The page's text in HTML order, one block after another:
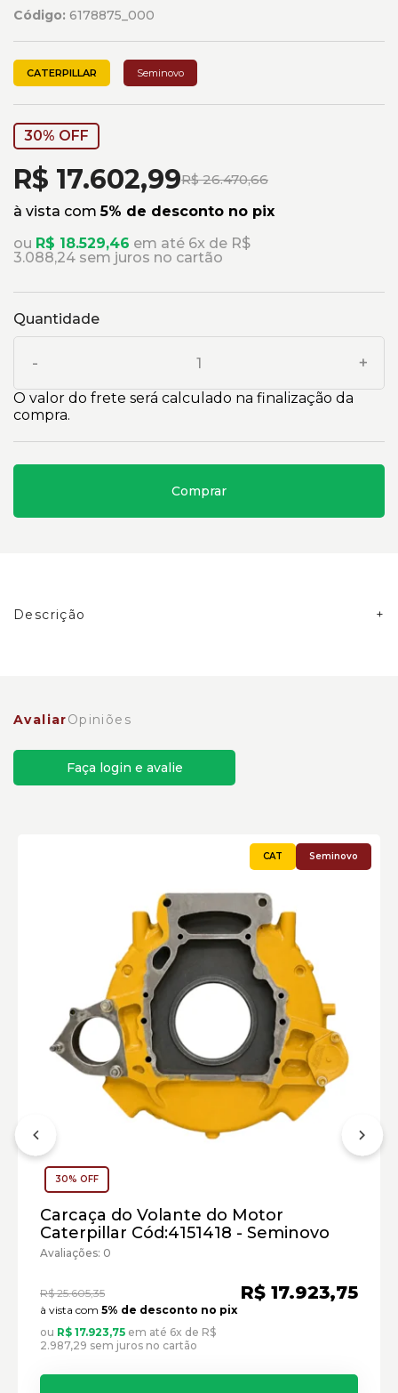
Código: 6178875_000
CATERPILLAR Seminovo
30% OFF
R$ 26.470,66
R$ 17.602,99
à vista com5% de desconto no pix
ou R$ 18.529,46 em até 6x de R$
3.088,24 sem juros no cartão
Quantidade
- +
O valor do frete será calculado na finalização da
compra.
Comprar
Descrição
Motor Caterpillar:
Manipuladores Telescópicos Caterpillar:
Marca:
Material:
Modelo:
AvaliarOpiniões
Faça login e avalie
Seminovo
30% OFF
Carcaça do Volante do Motor
Caterpillar Cód:4151418 - Seminovo
Avaliações: 0
R$ 25.605,35 R$ 17.923,75
à vista com 5% de desconto no pix
ou R$ 17.923,75 em até 6x de R$
2.987,29 sem juros no cartão